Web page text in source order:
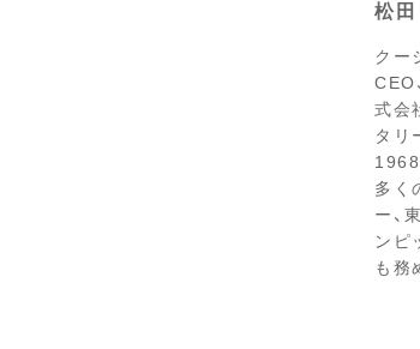
松
クー
CEO
式会
タリ
1968
多く
ー、
ンピ
も務